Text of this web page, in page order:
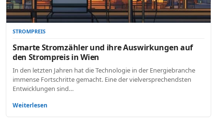
STROMPREIS
Smarte Stromzähler und ihre Auswirkungen auf
den Strompreis in Wien
In den letzten Jahren hat die Technologie in der Energiebranche
immense Fortschritte gemacht. Eine der vielversprechendsten
Entwicklungen sind…
Weiterlesen